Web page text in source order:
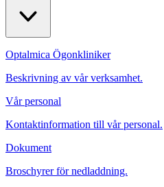
Optalmica Ögonkliniker
Beskrivning av vår verksamhet.
Vår personal
Kontaktinformation till vår personal.
Dokument
Broschyrer för nedladdning.